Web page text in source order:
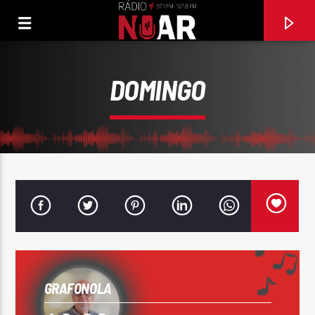
FAIXA ATUAL
97.1FM E 107.8 FM
RÁDIO NOAR
DOMINGO
GRAFONOLA